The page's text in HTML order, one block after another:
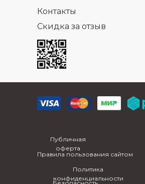
Контакты
Скидка за отзыв
Публичная
оферта
Правила пользования сайтом
Политика
конфиденциальности